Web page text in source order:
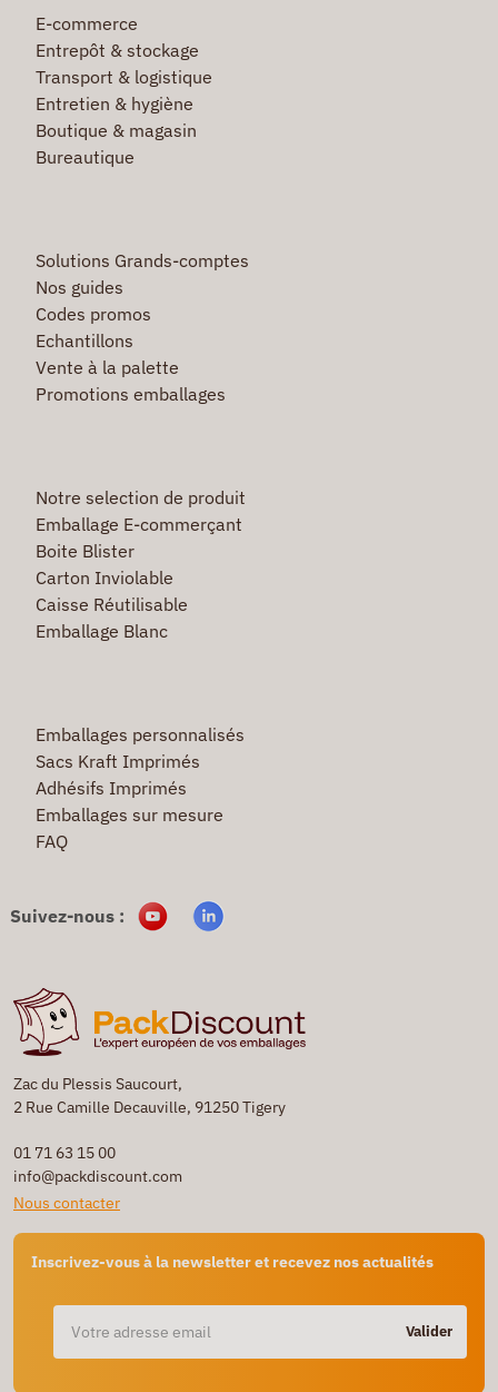
Zac du Plessis Saucourt,
2 Rue Camille Decauville, 91250 Tigery
01 71 63 15 00
info@packdiscount.com
Nous contacter
Inscrivez-vous à la newsletter et recevez nos actualités
Valider
E-commerce
Entrepôt & stockage
Transport & logistique
Entretien & hygiène
Boutique & magasin
Bureautique
Solutions Grands-comptes
Nos guides
Codes promos
Echantillons
Vente à la palette
Promotions emballages
Notre selection de produit
Emballage E-commerçant
Boite Blister
Carton Inviolable
Caisse Réutilisable
Emballage Blanc
Emballages personnalisés
Sacs Kraft Imprimés
Adhésifs Imprimés
Emballages sur mesure
FAQ
Suivez-nous :